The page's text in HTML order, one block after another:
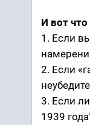
И вот что
1. Если
2. Если
3. Если
1939